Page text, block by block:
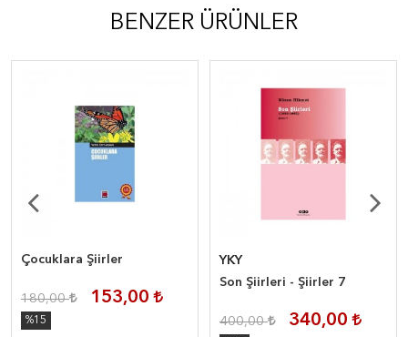
BENZER ÜRÜNLER
Çocuklara Şiirler
180,00 153,00
%15
YKY
Son Şiirleri - Şiirler 7
400,00 340,00